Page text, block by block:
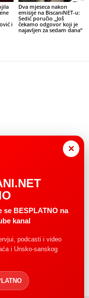
i
Dva mjeseca nakon
emisije na BiscaniNET-u:
Sedić poručio „Još
čekamo odgovor koji je
najavljen za sedam dana“
×
se BESPLATNO na
kanal
podcasti i video
i Unsko-sanskog